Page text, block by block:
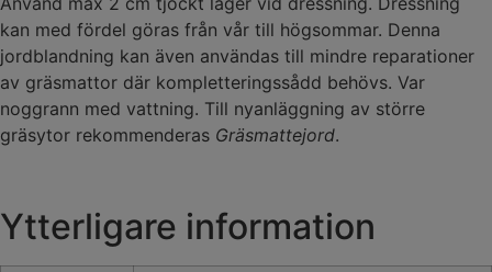
kan med fördel göras från vår till högsommar. Denna
jordblandning kan även användas till mindre reparationer
av gräsmattor där kompletteringssådd behövs. Var
noggrann med vattning. Till nyanläggning av större
gräsytor rekommenderas Gräsmattejord.
Ytterligare information